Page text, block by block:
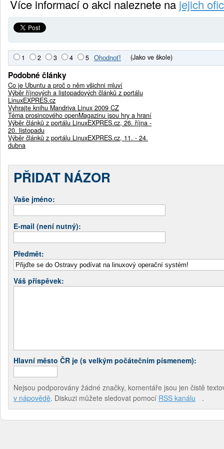
Více informací o akci naleznete na jejich
1 2 3 4 5 (Jako ve škole)
Podobné články
Co je Ubuntu a proč o něm všichni mluví
Výběr říjnových a listopadových článků z portálu
LinuxEXPRES.cz
Vyhrajte knihu Mandriva Linux 2009 CZ
Téma prosincového openMagazinu jsou hry a hraní
Výběr článků z portálu LinuxEXPRES.cz, 26. října -
20. listopadu
Výběr článků z portálu LinuxEXPRES.cz, 11. - 24.
dubna
PŘIDAT NÁZOR
Vaše jméno:
E-mail (není nutný):
Předmět:
Váš příspěvek:
Hlavní město ČR je (s velkým počátečním písmenem):
Nejsou podporovány žádné značky, komentáře jsou jen čistě
v nápovědě. Diskuzi můžete sledovat pomocí RSS kanálu .